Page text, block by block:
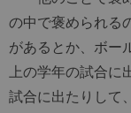
の中で褒められる
があるとか、ボー
上の学年の試合に
試合に出たりして